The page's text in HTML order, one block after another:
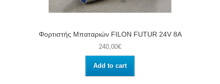
Φορτιστής Μπαταριών FILON FUTUR 24V 8A
240,00€
Add to cart